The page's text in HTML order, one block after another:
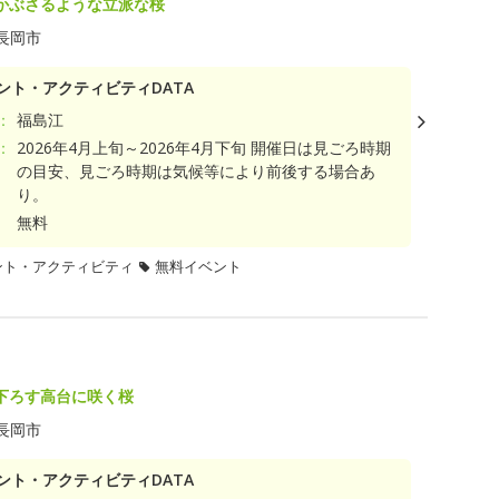
岡市
ト・アクティビティDATA
福島江
2026年4月上旬～2026年4月下旬 開催日は見ごろ時期
の目安、見ごろ時期は気候等により前後する場合あ
り。
無料
・アクティビティ 無料イベント
ろす高台に咲く桜
岡市
ト・アクティビティDATA